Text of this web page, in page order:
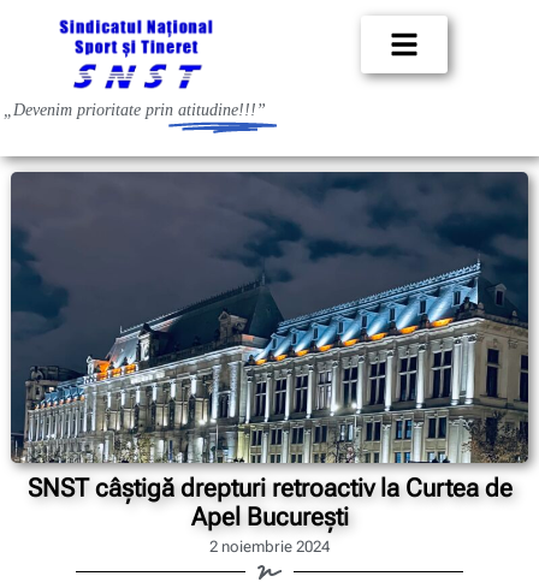
„Devenim prioritate prin atitudine!!!”
SNST câștigă drepturi retroactiv la Curtea de
Apel București
2 noiembrie 2024